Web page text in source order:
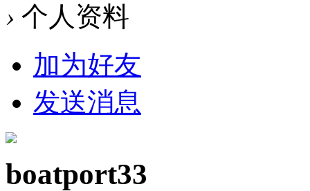
› 个人资料
加为好友
发送消息
boatport33